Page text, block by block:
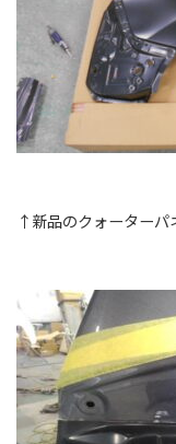
↑新品のクォーターパ